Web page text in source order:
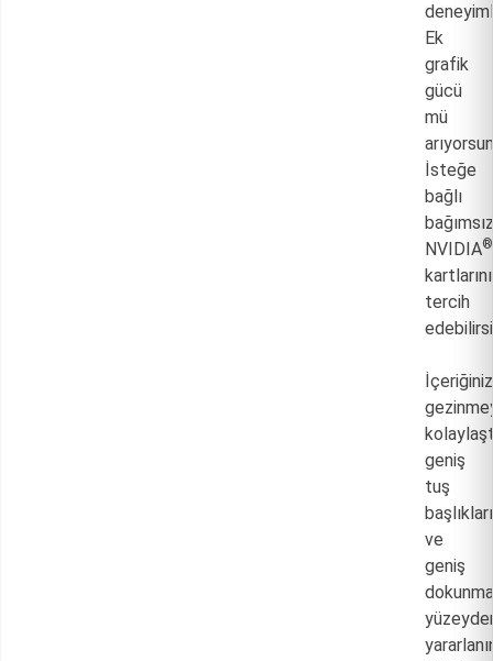
Ek
grafik
gücü
mü
İsteğe
bağlı
bağımsız
NVIDIA®
kartlarını
tercih
geniş
tuş
ve
geniş